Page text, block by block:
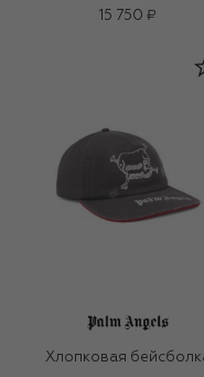
15 750 ₽
Хлопковая